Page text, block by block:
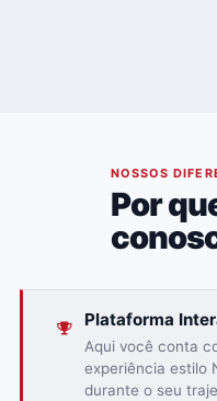
NOSSOS
Por
Plataforma
Aqui você conta
experiência estilo
durante o seu